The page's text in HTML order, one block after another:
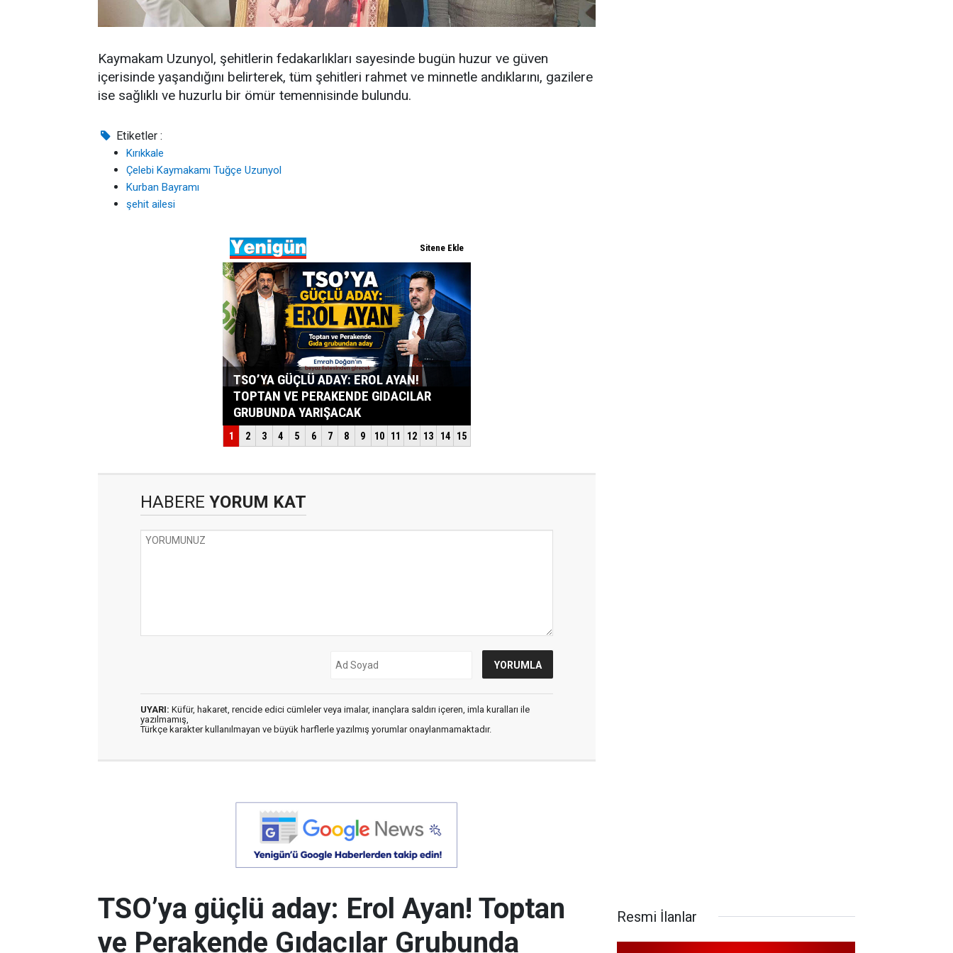
Kaymakam Uzunyol, şehitlerin fedakarlıkları sayesinde bugün huzur ve güven
içerisinde yaşandığını belirterek, tüm şehitleri rahmet ve minnetle andıklarını, gazilere
ise sağlıklı ve huzurlu bir ömür temennisinde bulundu.
Etiketler :
Kırıkkale
Çelebi Kaymakamı Tuğçe Uzunyol
Kurban Bayramı
şehit ailesi
HABERE YORUM KAT
UYARI: Küfür, hakaret, rencide edici cümleler veya imalar, inançlara saldırı içeren, imla kuralları ile
yazılmamış,
Türkçe karakter kullanılmayan ve büyük harflerle yazılmış yorumlar onaylanmamaktadır.
TSO’ya güçlü aday: Erol Ayan! Toptan
ve Perakende Gıdacılar Grubunda
Resmi İlanlar